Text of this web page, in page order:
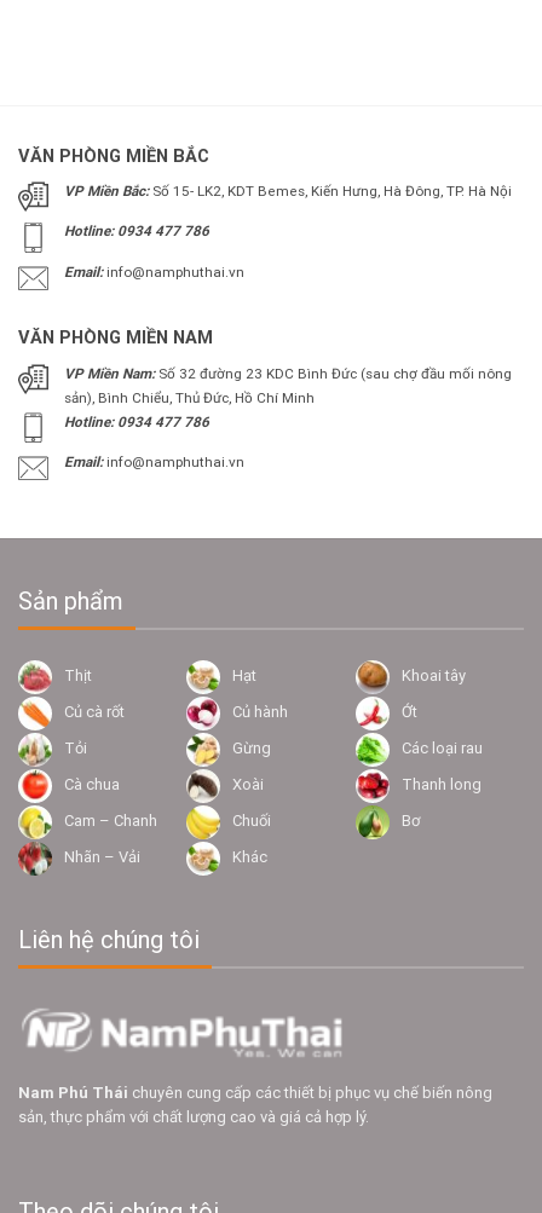
VĂN PHÒNG MIỀN BẮC
VP Miền Bắc:Số 15- LK2, KDT Bemes, Kiến Hưng, Hà Đông, TP. Hà Nội
Hotline: 0934 477 786
Email: info@namphuthai.vn
VĂN PHÒNG MIỀN NAM
VP Miền Nam:Số 32 đường 23 KDC Bình Đức (sau chợ đầu mối nông
sản), Bình Chiểu, Thủ Đức, Hồ Chí Minh
Hotline: 0934 477 786
Email:info@namphuthai.vn
Sản phẩm
Thịt Hạt
Khoai tây
Củ cà rốt
Củ hành
Ớt
Tỏi
Gừng
Các loại rau
Cà chua
Xoài
Thanh long
Cam – Chanh
Chuối
Bơ
Nhãn – Vải
Khác
Liên hệ chúng tôi
Nam Phú Thái chuyên cung cấp các thiết bị phục vụ chế biến nông
sản, thực phẩm với chất lượng cao và giá cả hợp lý.